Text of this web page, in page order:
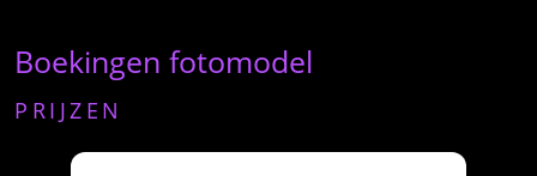
Boekingen fotomodel
PRIJZEN